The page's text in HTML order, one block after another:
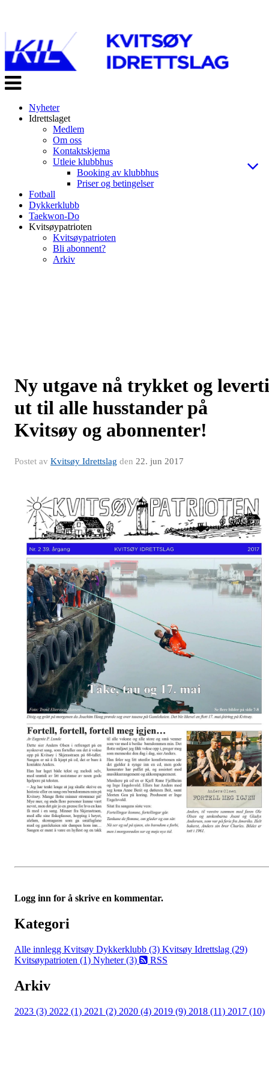
Veksle
navigasjon
Nyheter
Idrettslaget
Medlem
Om oss
Kontaktskjema
Utleie klubbhus
Booking av klubbhus
Priser og betingelser
Fotball
Dykkerklubb
Taekwon-Do
Kvitsøypatrioten
Kvitsøypatrioten
Bli abonnent?
Arkiv
Ny utgave nå trykket og leverti
ut til alle husstander på
Kvitsøy og abonnenter!
Postet av Kvitsøy Idrettslag den 22. jun 2017
Logg inn for å skrive en kommentar.
Kategori
Alle innlegg Kvitsøy Dykkerklubb (3) Kvitsøy Idrettslag (29)
Kvitsøypatrioten (1) Nyheter (3) RSS
Arkiv
2023 (3) 2022 (1) 2021 (2) 2020 (4) 2019 (9) 2018 (11) 2017 (10)